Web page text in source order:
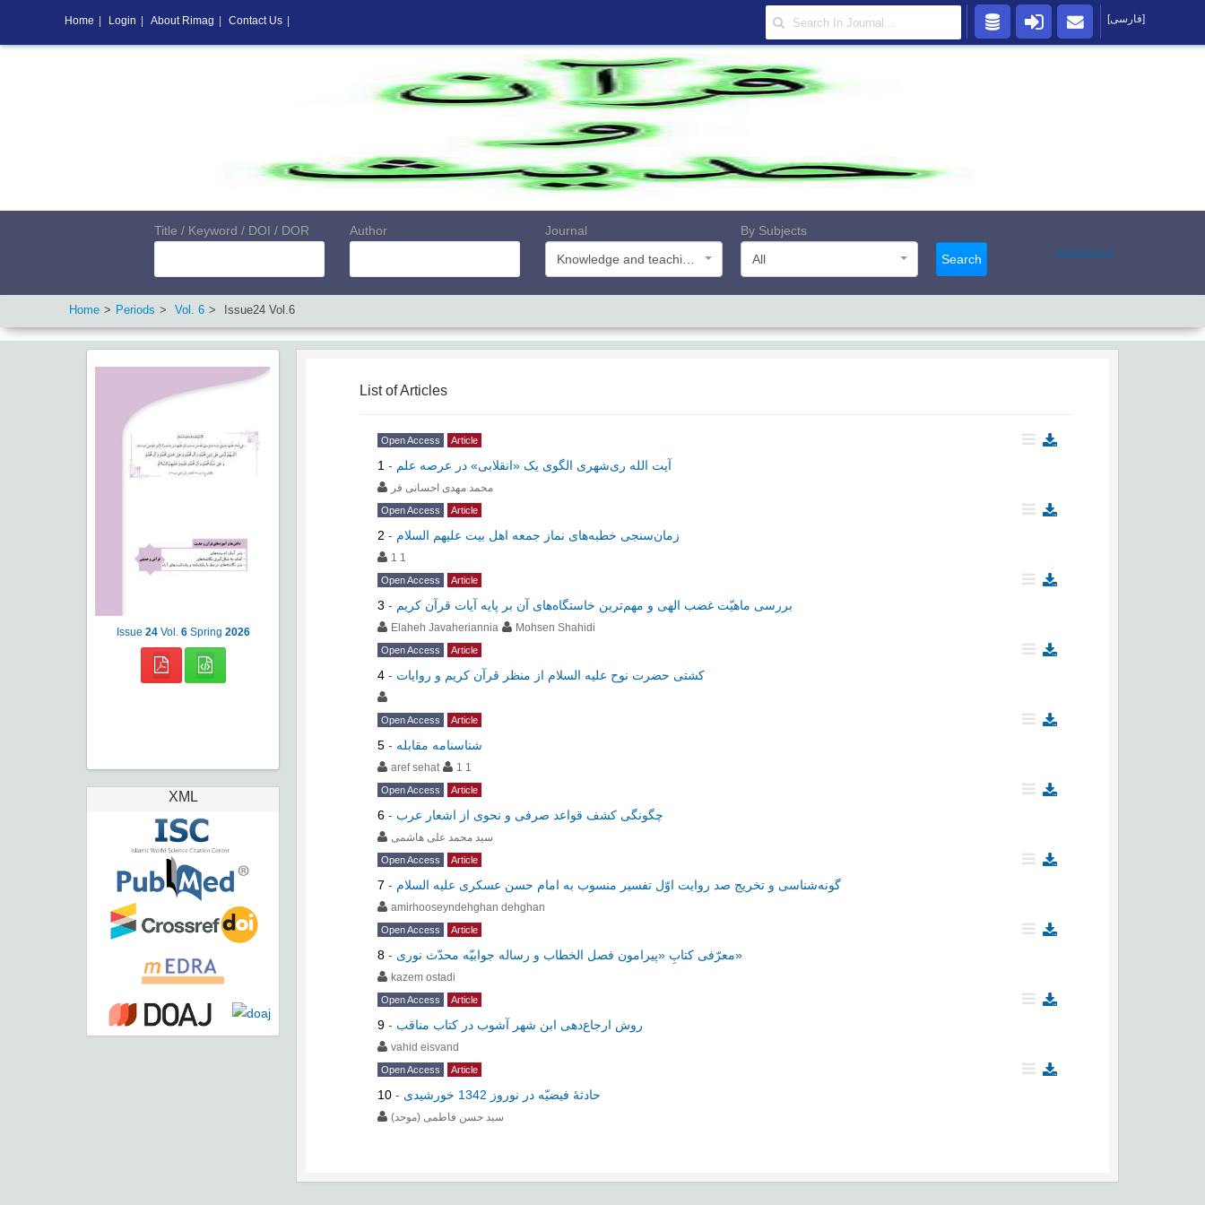
Title / Keyword / DOI / DOR Author
Journal
By Subjects
All
Search Advanced
Home Periods Vol. 6 Issue24 Vol.6
Issue 24 Vol. 6 Spring 2026
XML
List of Articles
Open Access Article
1 - آیت الله ری‌شهری الگوی یک «انقلابی» در عرصه علم
محمد مهدی احسانی فر
Open Access Article
2 - زمان‌سنجی خطبه‌های نماز جمعه اهل‌ بیت علیهم السلام
1 1
Open Access Article
3 - بررسی ماهیّت غضب الهی و مهم‌ترین خاستگاه‌های آن بر پایه آیات قرآن کریم
Elaheh Javaheriannia Mohsen Shahidi
Open Access Article
4 - کشتی حضرت نوح علیه السلام از منظر قرآن کریم و روایات
Open Access Article
5 - شناسنامه مقابله
aref sehat 1 1
Open Access Article
6 - چگونگی کشف قواعد صرفی و نحوی از اشعار عرب
سید محمد علی هاشمی
Open Access Article
7 - گونه‌شناسی و تخریج صد روایت اوّل تفسیر منسوب به امام حسن عسکری علیه السلام
amirhooseyndehghan dehghan
Open Access Article
8 - معرّفی کتابِ «پیرامون فصل الخطاب و رساله جوابیّه محدّث نوری»
kazem ostadi
Open Access Article
9 - روش ارجاع‌‌دهی ابن شهر آشوب در کتاب مناقب
vahid eisvand
Open Access Article
10 - حادثۀ فیضیّه در نوروز 1342 خورشیدی
سید حسن فاطمی (موحد)
Home Login About Rimag Contact Us [فارسی]